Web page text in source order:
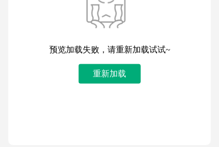
预览加载失败，请重新加载试试~
重新加载